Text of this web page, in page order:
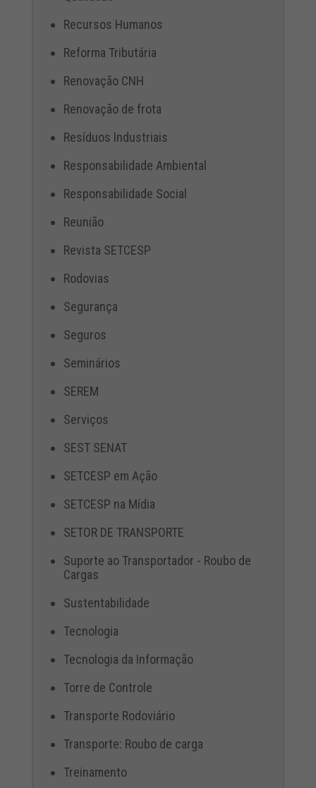
Recursos Humanos
Reforma Tributária
Renovação CNH
Renovação de frota
Resíduos Industriais
Responsabilidade Ambiental
Responsabilidade Social
Reunião
Revista SETCESP
Rodovias
Segurança
Seguros
Seminários
SEREM
Serviços
SEST SENAT
SETCESP em Ação
SETCESP na Mídia
SETOR DE TRANSPORTE
Suporte ao Transportador - Roubo de
Cargas
Sustentabilidade
Tecnologia
Tecnologia da Informação
Torre de Controle
Transporte Rodoviário
Transporte: Roubo de carga
Treinamento